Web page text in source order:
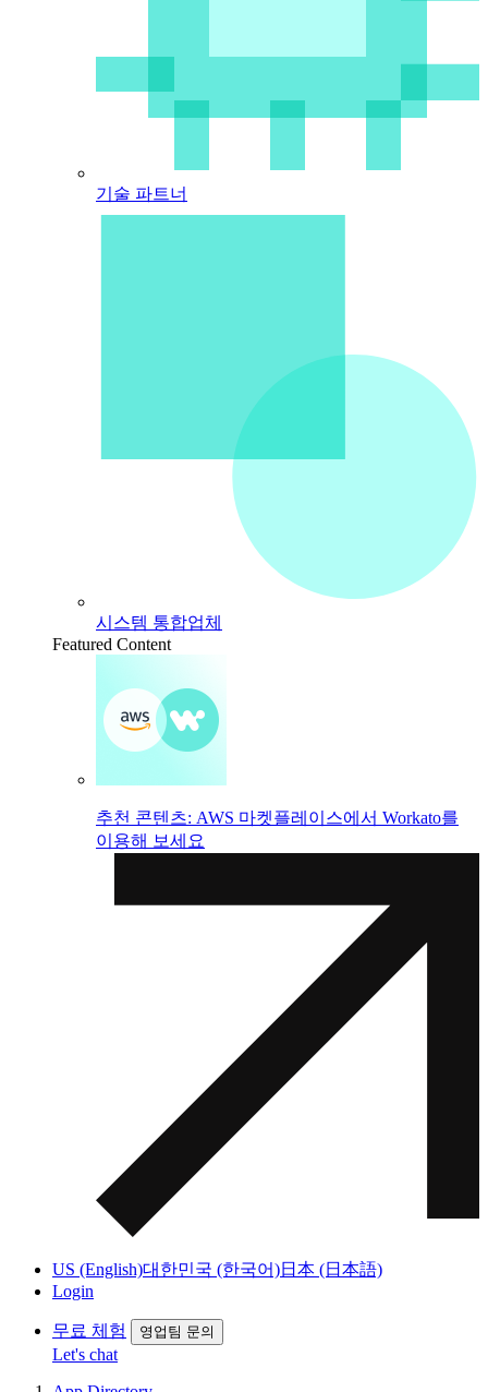
기술 파트너
시스템 통합업체
Featured Content
추천 콘텐츠: AWS 마켓플레이스에서 Workato를
이용해 보세요
US (English)대한민국 (한국어)日本 (日本語)
Login
무료 체험 영업팀 문의
Let's chat